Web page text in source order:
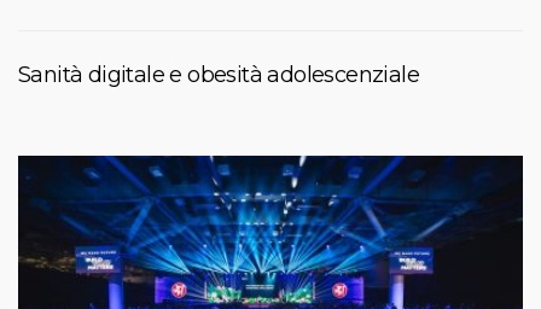
Sanità digitale e obesità adolescenziale